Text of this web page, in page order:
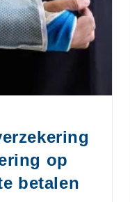
op
betalen